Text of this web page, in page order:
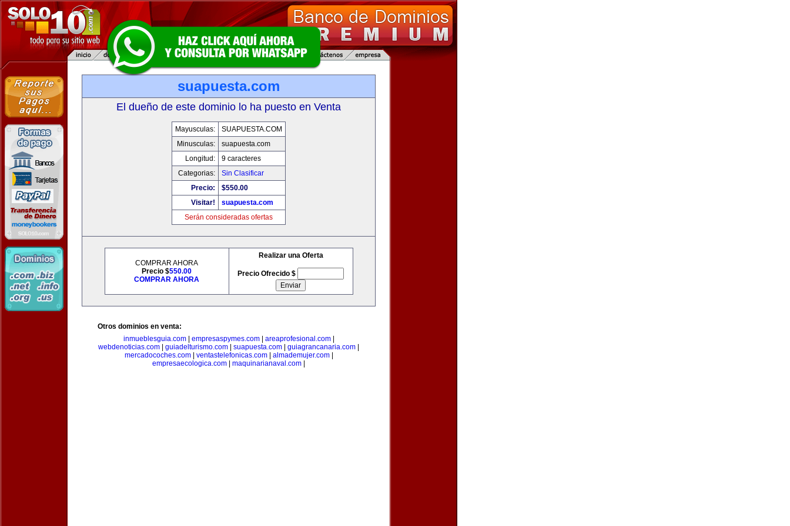
suapuesta.com
El dueño de este dominio lo ha puesto en Venta
Mayusculas:
SUAPUESTA.COM
Minusculas:
suapuesta.com
Longitud:
9 caracteres
Categorias:
Sin Clasificar
Precio:
$550.00
Visitar!
suapuesta.com
Serán consideradas ofertas
COMPRAR AHORA
Precio $550.00
COMPRAR AHORA
Realizar una Oferta
Precio Ofrecido $
Otros dominios en venta:
inmueblesguia.com| empresaspymes.com| areaprofesional.com|
webdenoticias.com
guiadelturismo.com suapuesta.com guiagrancanaria.com
mercadocoches.com| ventastelefonicas.com| almademujer.com|
empresaecologica.com
maquinarianaval.com